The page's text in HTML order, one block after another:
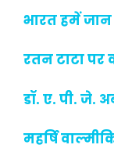
भारत हमें जान
रतन टाटा पर
डॉ. ए. पी. जे.
महर्षि